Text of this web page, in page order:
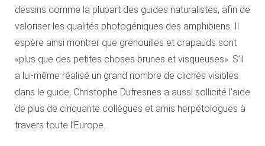
dessins comme la plupart des guides naturalistes, afin de
valoriser les qualités photogéniques des amphibiens. Il
espère ainsi montrer que grenouilles et crapauds sont
«plus que des petites choses brunes et visqueuses». S’il
a lui-même réalisé un grand nombre de clichés visibles
dans le guide, Christophe Dufresnes a aussi sollicité l’aide
de plus de cinquante collègues et amis herpétologues à
travers toute l’Europe.